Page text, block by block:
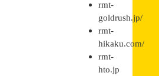
rmt-
goldrush.jp/
rmt-
hikaku.com/
rmt-
hto.jp